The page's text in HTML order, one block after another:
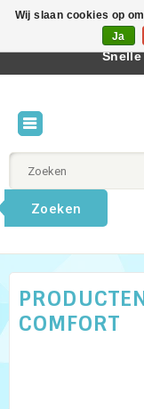
Zoeken
COMFORT
Wij slaan cookies op
Ja
Beste producten